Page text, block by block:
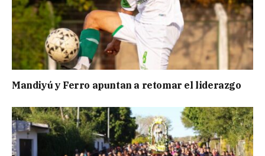
Mandiyú y Ferro apuntan a retomar el liderazgo